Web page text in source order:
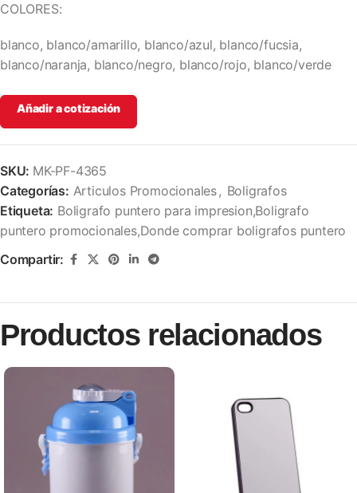
COLORES:
blanco, blanco/amarillo, blanco/azul, blanco/fucsia,
blanco/naranja, blanco/negro, blanco/rojo, blanco/verde
Añadir a cotización
SKU: MK-PF-4365
Categorías: Articulos Promocionales, Boligrafos
Etiqueta: Boligrafo puntero para impresion,Boligrafo
puntero promocionales,Donde comprar boligrafos puntero
Compartir:
Productos relacionados